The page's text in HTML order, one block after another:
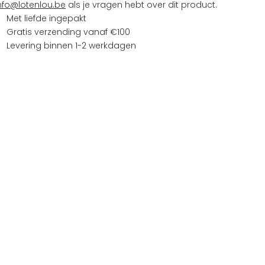
als je vragen hebt over dit product.
Met liefde ingepakt
Gratis verzending vanaf €100
Levering binnen 1-2 werkdagen